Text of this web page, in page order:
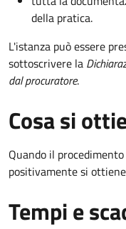
della pratica.
L'istanza può essere
sottoscrivere la
dal procuratore.
Cosa si
Quando il
positivamente si
Tempi e